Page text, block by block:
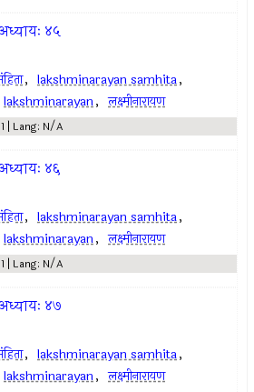
४५
, lakshminarayan samhita,
lakshminarayan, लक्ष्मीनारायण
| Lang: N/A
४६
, lakshminarayan samhita,
lakshminarayan, लक्ष्मीनारायण
| Lang: N/A
४७
, lakshminarayan samhita,
lakshminarayan, लक्ष्मीनारायण